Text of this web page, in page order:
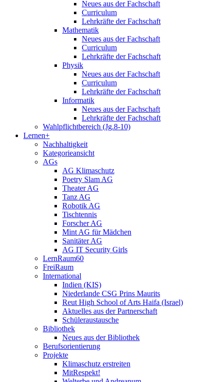
Neues aus der Fachschaft
Curriculum
Lehrkräfte der Fachschaft
Mathematik
Neues aus der Fachschaft
Curriculum
Lehrkräfte der Fachschaft
Physik
Neues aus der Fachschaft
Curriculum
Lehrkräfte der Fachschaft
Informatik
Neues aus der Fachschaft
Lehrkräfte der Fachschaft
Wahlpflichtbereich (Jg.8-10)
Lernen+
Nachhaltigkeit
Kategorieansicht
AGs
AG Klimaschutz
Poetry Slam AG
Theater AG
Tanz AG
Robotik AG
Tischtennis
Forscher AG
Mint AG für Mädchen
Sanitäter AG
AG IT Security Girls
LernRaum60
FreiRaum
International
Indien (KIS)
Niederlande CSG Prins Maurits
Reut High School of Arts Haifa (Israel)
Aktuelles aus der Partnerschaft
Schüleraustausche
Bibliothek
Neues aus der Bibliothek
Berufsorientierung
Projekte
Klimaschutz erstreiten
MitRespekt!